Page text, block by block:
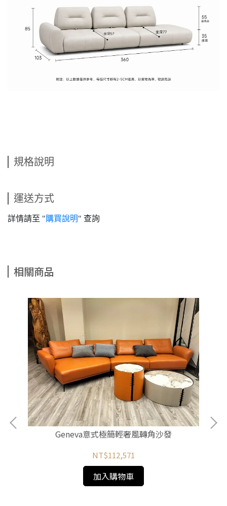
規格說明
運送方式
詳情請至 "購買說明" 查詢
相關商品
Geneva意式極簡輕奢風轉角沙發
NT$112,571
加入購物車